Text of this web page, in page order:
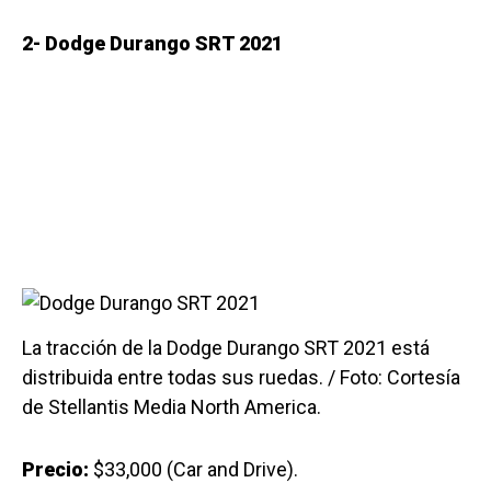
2- Dodge Durango SRT 2021
La tracción de la Dodge Durango SRT 2021 está
distribuida entre todas sus ruedas. / Foto: Cortesía
de Stellantis Media North America.
Precio: $33,000 (Car and Drive).